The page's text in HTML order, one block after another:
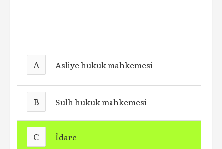
A Asliye hukuk mahkemesi
B Sulh hukuk mahkemesi
C İdare